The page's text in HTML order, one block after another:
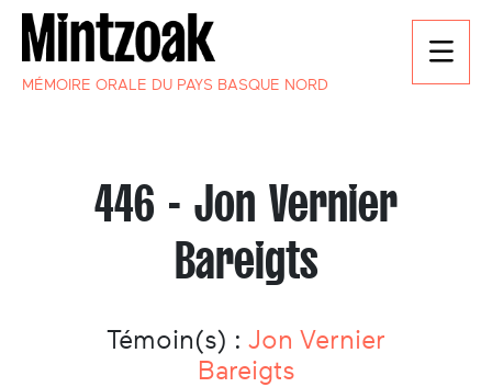
MÉMOIRE ORALE DU PAYS BASQUE NORD
446 - Jon Vernier
Bareigts
Témoin(s) : Jon Vernier
Bareigts